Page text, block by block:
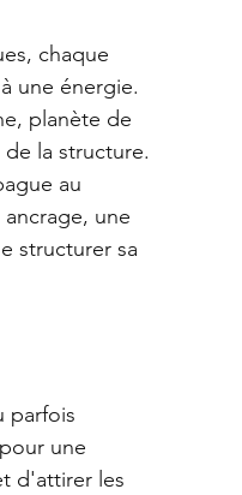
chaque
une énergie.
planète de
la structure.
au
une
structurer sa
parfois
une
d'attirer les